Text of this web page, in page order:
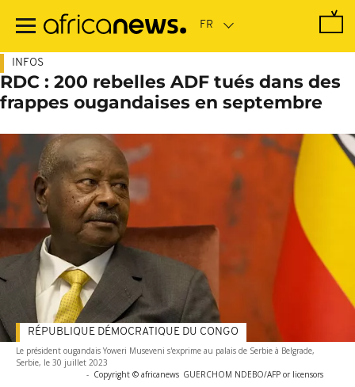
contenu
INFOS
RDC : 200 rebelles ADF tués dans des
frappes ougandaises en septembre
Le président ougandais Yoweri Museveni s'exprime au palais de Serbie à Belgrade,
Serbie, le 30 juillet 2023
- Copyright © africanews GUERCHOM NDEBO/AFP or licensors
RÉPUBLIQUE DÉMOCRATIQUE DU CONGO